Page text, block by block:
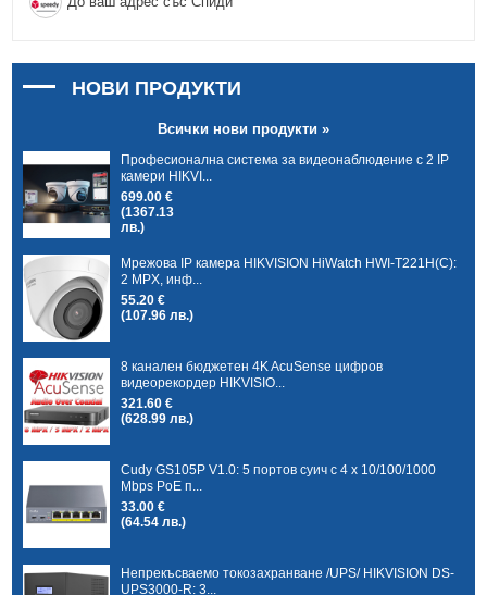
НОВИ ПРОДУКТИ
Всички нови продукти »
Професионална система за видеонаблюдение с 2 IP
камери HIKVI...
699.00 €
(1367.13
лв.)
Мрежова IP камера HIKVISION HiWatch HWI-T221H(C):
2 MPX, инф...
55.20 €
(107.96 лв.)
8 канален бюджетен 4K AcuSense цифров
видеорекордер HIKVISIO...
321.60 €
(628.99 лв.)
Cudy GS105P V1.0: 5 портов суич с 4 x 10/100/1000
Mbps PoE п...
33.00 €
(64.54 лв.)
Непрекъсваемо токозахранване /UPS/ HIKVISION DS-
UPS3000-R: 3...